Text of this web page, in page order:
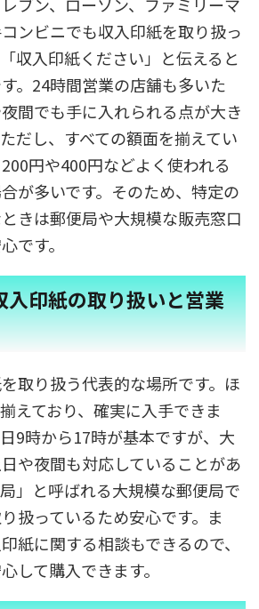
ンビニでも収入印紙を取り扱っ
収入印紙ください」と伝えると
。24時間営業の店舗も多いた
間でも手に入れられる点が大き
だし、すべての額面を揃えてい
円や400円などよく使われる
が多いです。そのため、特定の
きは郵便局や大規模な販売窓口
です。
入印紙の取り扱いと営業
取り扱う代表的な場所です。ほ
えており、確実に入手できま
9時から17時が基本ですが、大
や夜間も対応していることがあ
」と呼ばれる大規模な郵便局で
扱っているため安心です。ま
紙に関する相談もできるので、
して購入できます。